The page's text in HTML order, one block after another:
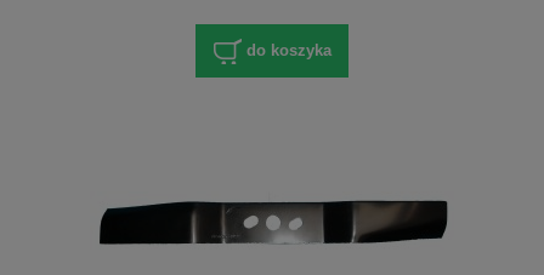
do koszyka